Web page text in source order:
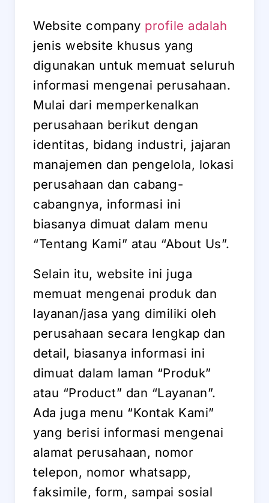
Website company profile adalah
jenis website khusus yang
digunakan untuk memuat seluruh
informasi mengenai perusahaan.
Mulai dari memperkenalkan
perusahaan berikut dengan
identitas, bidang industri, jajaran
manajemen dan pengelola, lokasi
perusahaan dan cabang-
cabangnya, informasi ini
biasanya dimuat dalam menu
“Tentang Kami” atau “About Us”.
Selain itu, website ini juga
memuat mengenai produk dan
layanan/jasa yang dimiliki oleh
perusahaan secara lengkap dan
detail, biasanya informasi ini
dimuat dalam laman “Produk”
atau “Product” dan “Layanan”.
Ada juga menu “Kontak Kami”
yang berisi informasi mengenai
alamat perusahaan, nomor
telepon, nomor whatsapp,
faksimile, form, sampai sosial